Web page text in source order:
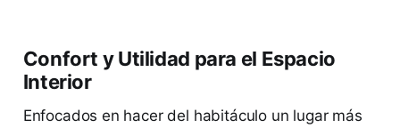
Confort y Utilidad para el Espacio
Interior
Enfocados en hacer del habitáculo un lugar más